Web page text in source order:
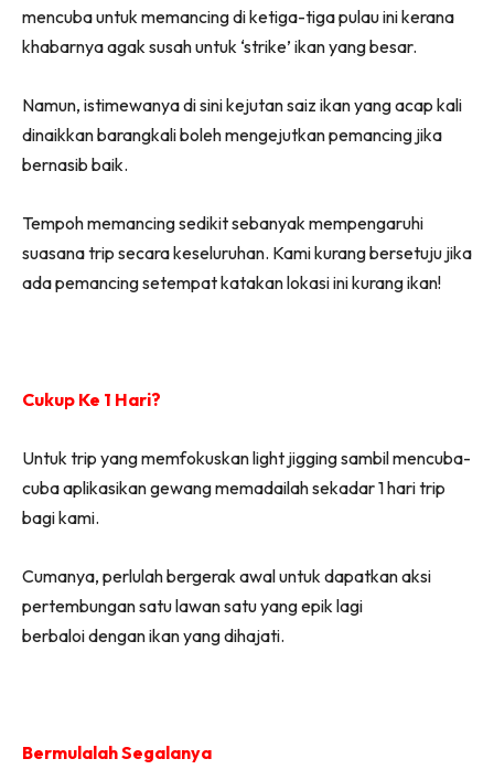
mencuba untuk memancing di ketiga-tiga pulau ini kerana
khabarnya agak susah untuk ‘strike’ ikan yang besar.
Namun, istimewanya di sini kejutan saiz ikan yang acap kali
dinaikkan barangkali boleh mengejutkan pemancing jika
bernasib baik.
Tempoh memancing sedikit sebanyak mempengaruhi
suasana trip secara keseluruhan. Kami kurang bersetuju jika
ada pemancing setempat katakan lokasi ini kurang ikan!
Cukup Ke 1 Hari?
Untuk trip yang memfokuskan light jigging sambil mencuba-
cuba aplikasikan gewang memadailah sekadar 1 hari trip
bagi kami.
Cumanya, perlulah bergerak awal untuk dapatkan aksi
pertembungan satu lawan satu yang epik lagi
berbaloi dengan ikan yang dihajati.
Bermulalah Segalanya